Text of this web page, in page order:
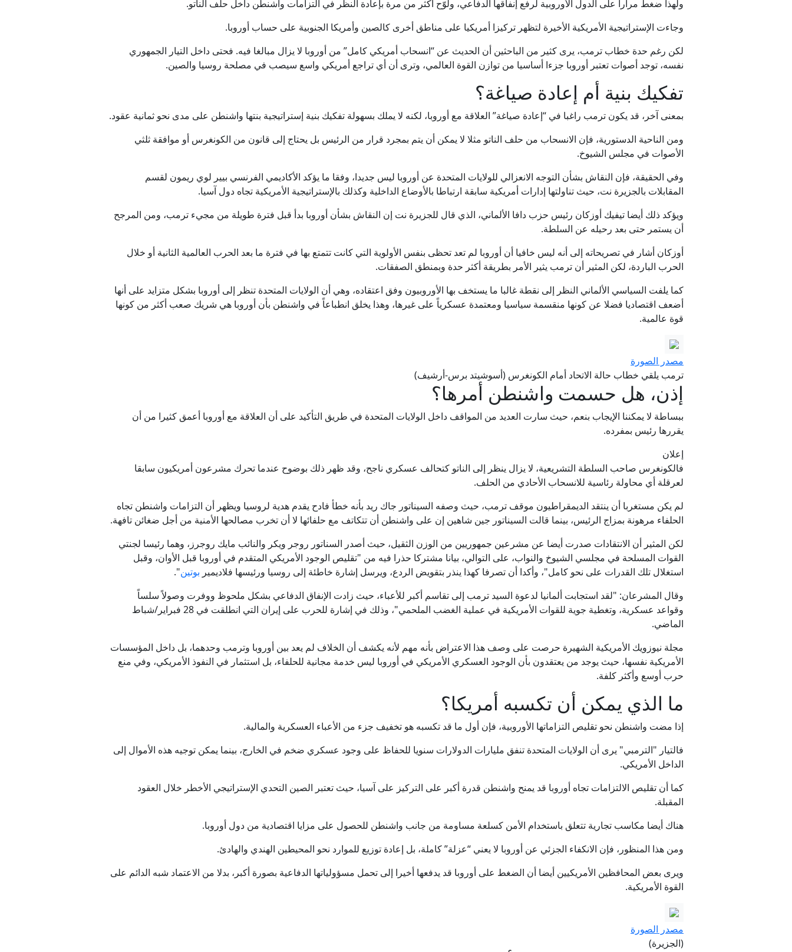
ولهذا ضغط مرارا على الدول الأوروبية لرفع إنفاقها الدفاعي، ولوّح أكثر من مرة بإعادة النظر في التزامات واشنطن داخل حلف الناتو.
وجاءت الإستراتيجية الأمريكية الأخيرة لتظهر تركيزا أمريكيا على مناطق أخرى كالصين وأمريكا الجنوبية على حساب أوروبا.
لكن رغم حدة خطاب ترمب، يرى كثير من الباحثين أن الحديث عن “انسحاب أمريكي كامل” من أوروبا لا يزال مبالغا فيه. فحتى داخل التيار الجمهوري
نفسه، توجد أصوات تعتبر أوروبا جزءا أساسيا من توازن القوة العالمي، وترى أن أي تراجع أمريكي واسع سيصب في مصلحة روسيا والصين.
تفكيك بنية أم إعادة صياغة؟
بمعنى آخر، قد يكون ترمب راغبا في “إعادة صياغة” العلاقة مع أوروبا، لكنه لا يملك بسهولة تفكيك بنية إستراتيجية بنتها واشنطن على مدى نحو ثمانية عقود.
ومن الناحية الدستورية، فإن الانسحاب من حلف الناتو مثلا لا يمكن أن يتم بمجرد قرار من الرئيس بل يحتاج إلى قانون من الكونغرس أو موافقة ثلثي
الأصوات في مجلس الشيوخ.
وفي الحقيقة، فإن النقاش بشأن التوجه الانعزالي للولايات المتحدة عن أوروبا ليس جديدا، وفقا ما يؤكد الأكاديمي الفرنسي بيير لوي ريمون لقسم
المقابلات بالجزيرة نت، حيث تناولتها إدارات أمريكية سابقة ارتباطا بالأوضاع الداخلية وكذلك بالإستراتيجية الأمريكية تجاه دول آسيا.
ويؤكد ذلك أيضا تيفيك أوزكان رئيس حزب دافا الألماني، الذي قال للجزيرة نت إن النقاش بشأن أوروبا بدأ قبل فترة طويلة من مجيء ترمب، ومن المرجح
أن يستمر حتى بعد رحيله عن السلطة.
أوزكان أشار في تصريحاته إلى أنه ليس خافيا أن أوروبا لم تعد تحظى بنفس الأولوية التي كانت تتمتع بها في فترة ما بعد الحرب العالمية الثانية أو خلال
الحرب الباردة، لكن المثير أن ترمب يثير الأمر بطريقة أكثر حدة وبمنطق الصفقات.
كما يلفت السياسي الألماني النظر إلى نقطة غالبا ما يستخف بها الأوروبيون وفق اعتقاده، وهي أن الولايات المتحدة تنظر إلى أوروبا بشكل متزايد على أنها
أضعف اقتصاديا فضلا عن كونها منقسمة سياسيا ومعتمدة عسكرياً على غيرها، وهذا يخلق انطباعاً في واشنطن بأن أوروبا هي شريك صعب أكثر من كونها
قوة عالمية.
مصدر الصورة
ترمب يلقي خطاب حالة الاتحاد أمام الكونغرس (أسوشيتد برس-أرشيف)
إذن، هل حسمت واشنطن أمرها؟
ببساطة لا يمكننا الإيجاب بنعم، حيث سارت العديد من المواقف داخل الولايات المتحدة في طريق التأكيد على أن العلاقة مع أوروبا أعمق كثيرا من أن
يقررها رئيس بمفرده.
إعلان
فالكونغرس صاحب السلطة التشريعية، لا يزال ينظر إلى الناتو كتحالف عسكري ناجح، وقد ظهر ذلك بوضوح عندما تحرك مشرعون أمريكيون سابقا
لعرقلة أي محاولة رئاسية للانسحاب الأحادي من الحلف.
لم يكن مستغربا أن ينتقد الديمقراطيون موقف ترمب، حيث وصفه السيناتور جاك ريد بأنه خطأ فادح يقدم هدية لروسيا ويظهر أن التزامات واشنطن تجاه
الحلفاء مرهونة بمزاج الرئيس، بينما قالت السيناتور جين شاهين إن على واشنطن أن تتكاتف مع حلفائها لا أن تخرب مصالحها الأمنية من أجل ضغائن تافهة.
لكن المثير أن الانتقادات صدرت أيضا عن مشرعين جمهوريين من الوزن الثقيل، حيث أصدر السناتور روجر ويكر والنائب ⁠⁠⁠⁠مايك روجرز، وهما رئيسا لجنتي
القوات المسلحة في مجلسي الشيوخ والنواب، على التوالي، بيانا مشتركا حذرا فيه من "تقليص الوجود الأمريكي المتقدم في أوروبا قبل الأوان، وقبل
استغلال تلك القدرات على نحو كامل"، وأكدا أن تصرفا كهذا ينذر بتقويض الردع، ويرسل إشارة خاطئة إلى روسيا ورئيسها فلاديمير بوتين".
وقال المشرعان: "لقد استجابت ألمانيا لدعوة السيد ترمب إلى تقاسم أكبر للأعباء، حيث زادت الإنفاق الدفاعي بشكل ملحوظ ووفرت وصولاً سلساً
وقواعد عسكرية، وتغطية جوية للقوات الأمريكية في عملية الغضب الملحمي"، وذلك في إشارة للحرب على إيران التي انطلقت في 28 فبراير/شباط
الماضي.
مجلة نيوزويك الأمريكية الشهيرة حرصت على وصف هذا الاعتراض بأنه مهم لأنه يكشف أن الخلاف لم يعد بين أوروبا وترمب وحدهما، بل داخل المؤسسات
الأمريكية نفسها، حيث يوجد من يعتقدون بأن الوجود العسكري الأمريكي في أوروبا ليس خدمة مجانية للحلفاء، بل استثمار في النفوذ الأمريكي، وفي منع
حرب أوسع وأكثر كلفة.
ما الذي يمكن أن تكسبه أمريكا؟
إذا مضت واشنطن نحو تقليص التزاماتها الأوروبية، فإن أول ما قد تكسبه هو تخفيف جزء من الأعباء العسكرية والمالية.
فالتيار "الترمبي" يرى أن الولايات المتحدة تنفق مليارات الدولارات سنويا للحفاظ على وجود عسكري ضخم في الخارج، بينما يمكن توجيه هذه الأموال إلى
الداخل الأمريكي.
كما أن تقليص الالتزامات تجاه أوروبا قد يمنح واشنطن قدرة أكبر على التركيز على آسيا، حيث تعتبر الصين التحدي الإستراتيجي الأخطر خلال العقود
المقبلة.
هناك أيضا مكاسب تجارية تتعلق باستخدام الأمن كسلعة مساومة من جانب واشنطن للحصول على مزايا اقتصادية من دول أوروبا.
ومن هذا المنظور، فإن الانكفاء الجزئي عن أوروبا لا يعني “عزلة” كاملة، بل إعادة توزيع للموارد نحو المحيطين الهندي والهادئ.
ويرى بعض المحافظين الأمريكيين أيضا أن الضغط على أوروبا قد يدفعها أخيرا إلى تحمل مسؤولياتها الدفاعية بصورة أكبر، بدلا من الاعتماد شبه الدائم على
القوة الأمريكية.
مصدر الصورة
(الجزيرة)